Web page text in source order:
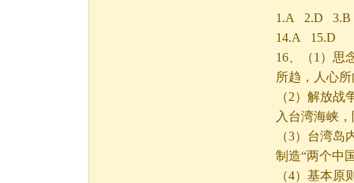
1.A 2.D
14.A 15.D
16、（1）思
所趋，人心
（2）解放
入台湾海峡
（3）台湾
制造“两个中
（4）基本